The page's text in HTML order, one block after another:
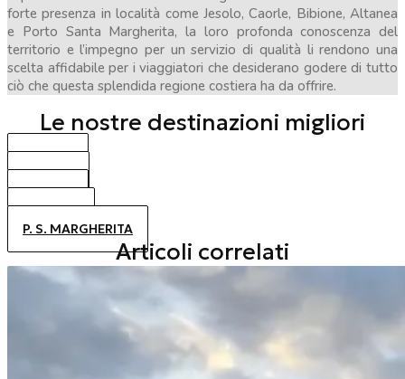
forte presenza in località come Jesolo, Caorle, Bibione, Altanea
e Porto Santa Margherita, la loro profonda conoscenza del
territorio e l’impegno per un servizio di qualità li rendono una
scelta affidabile per i viaggiatori che desiderano godere di tutto
ciò che questa splendida regione costiera ha da offrire.
Le nostre destinazioni migliori
BIBIONE
CAORLE
JESOLO
ALTANEA
P. S. MARGHERITA
Articoli correlati